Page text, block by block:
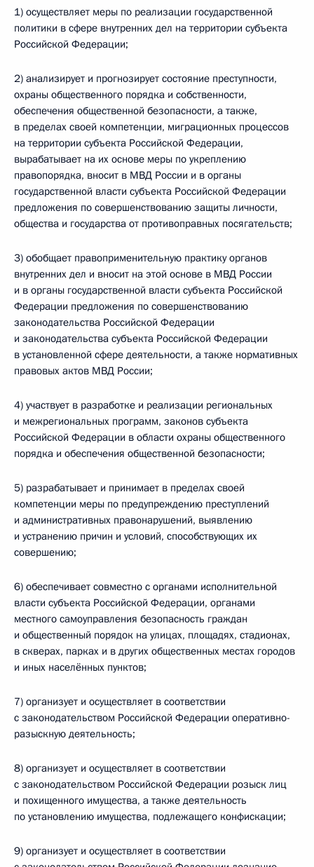
1) осуществляет меры по реализации государственной
политики в сфере внутренних дел на территории субъекта
Российской Федерации;
2) анализирует и прогнозирует состояние преступности,
охраны общественного порядка и собственности,
обеспечения общественной безопасности, а также,
в пределах своей компетенции, миграционных процессов
на территории субъекта Российской Федерации,
вырабатывает на их основе меры по укреплению
правопорядка, вносит в МВД России и в органы
государственной власти субъекта Российской Федерации
предложения по совершенствованию защиты личности,
общества и государства от противоправных посягательств;
3) обобщает правоприменительную практику органов
внутренних дел и вносит на этой основе в МВД России
и в органы государственной власти субъекта Российской
Федерации предложения по совершенствованию
законодательства Российской Федерации
и законодательства субъекта Российской Федерации
в установленной сфере деятельности, а также нормативных
правовых актов МВД России;
4) участвует в разработке и реализации региональных
и межрегиональных программ, законов субъекта
Российской Федерации в области охраны общественного
порядка и обеспечения общественной безопасности;
5) разрабатывает и принимает в пределах своей
компетенции меры по предупреждению преступлений
и административных правонарушений, выявлению
и устранению причин и условий, способствующих их
совершению;
6) обеспечивает совместно с органами исполнительной
власти субъекта Российской Федерации, органами
местного самоуправления безопасность граждан
и общественный порядок на улицах, площадях, стадионах,
в скверах, парках и в других общественных местах городов
и иных населённых пунктов;
7) организует и осуществляет в соответствии
с законодательством Российской Федерации оперативно-
разыскную деятельность;
8) организует и осуществляет в соответствии
с законодательством Российской Федерации розыск лиц
и похищенного имущества, а также деятельность
по установлению имущества, подлежащего конфискации;
9) организует и осуществляет в соответствии